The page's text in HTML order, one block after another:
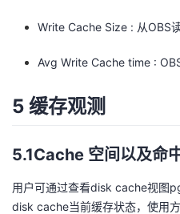
Write Cache Size : 从OBS
Avg Write Cache time :
5 缓存观测
5.1Cache 空间以及命
用户可通过查看disk cache视图
disk cache当前缓存状态，使用方